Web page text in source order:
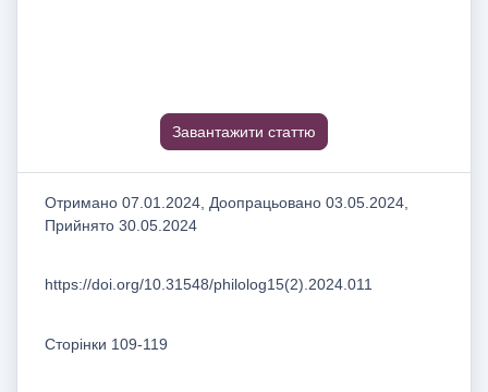
Завантажити статтю
Отримано 07.01.2024, Доопрацьовано 03.05.2024,
Прийнято 30.05.2024
https://doi.org/10.31548/philolog15(2).2024.011
Сторінки 109-119